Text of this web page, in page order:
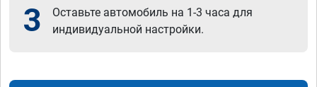
3
Оставьте автомобиль на 1-3 часа для
индивидуальной настройки.